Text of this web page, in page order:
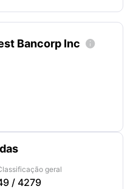
Bancorp Inc 
geral
/ 4279